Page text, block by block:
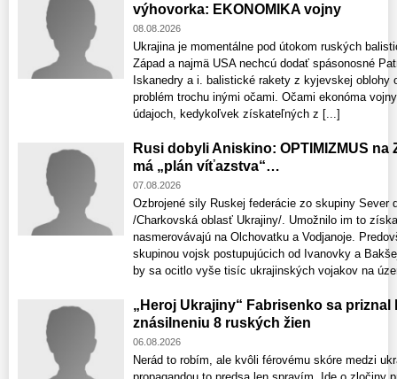
výhovorka: EKONOMIKA vojny
08.08.2026
Ukrajina je momentálne pod útokom ruských
Západ a najmä USA nechcú dodať spásonosné
Iskanedry a i. balistické rakety z kyjevskej oblohy
problém trochu inými očami. Očami ekonóma
údajoch, kedykoľvek získateľných z [...]
Rusi dobyli Aniskino: OPTIMIZMUS na
má „plán víťazstva“…
07.08.2026
Ozbrojené sily Ruskej federácie zo skupiny Sever
/Charkovská oblasť Ukrajiny/. Umožnilo im to
nasmerovávajú na Olchovatku a Vodjanoje.
skupinou vojsk postupujúcich od Ivanovky a
by sa ocitlo vyše tisíc ukrajinských vojakov na
„Heroj Ukrajiny“ Fabrisenko sa priznal
znásilneniu 8 ruských žien
06.08.2026
Nerád to robím, ale kvôli férovému skóre medzi